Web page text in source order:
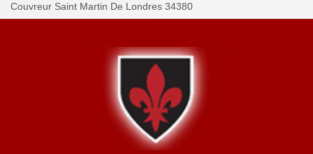
Couvreur Saint Martin De Londres 34380